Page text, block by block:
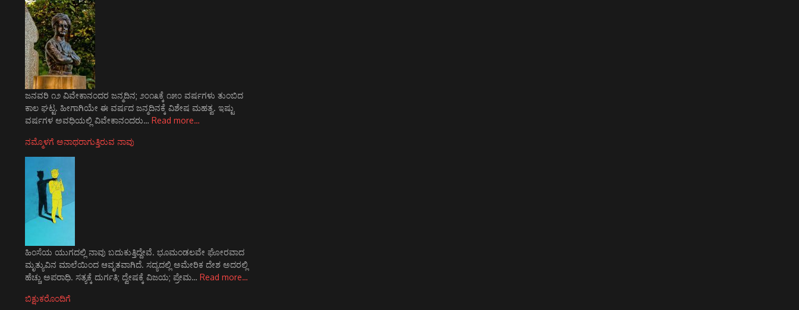
ಜನವರಿ ೧೨ ವಿವೇಕಾನಂದರ ಜನ್ಮದಿನ; ೨೦೧೩ಕ್ಕೆ ೧೫೦ ವರ್ಷಗಳು ತುಂಬಿದ
ಕಾಲ ಘಟ್ಟ. ಹೀಗಾಗಿಯೇ ಈ ವರ್ಷದ ಜನ್ಮದಿನಕ್ಕೆ ವಿಶೇಷ ಮಹತ್ವ. ಇಷ್ಟು
ವರ್ಷಗಳ ಅವಧಿಯಲ್ಲಿ ವಿವೇಕಾನಂದರು… Read more…
ನಮ್ಮೊಳಗೆ ಅನಾಥರಾಗುತ್ತಿರುವ ನಾವು
ಹಿಂಸೆಯ ಯುಗದಲ್ಲಿ ನಾವು ಬದುಕುತ್ತಿದ್ದೇವೆ. ಭೂಮಂಡಲವೇ ಘೋರವಾದ
ಮೃತ್ಯುವಿನ ಮಾಲೆಯಿಂದ ಆವೃತವಾಗಿದೆ. ಸದ್ಯದಲ್ಲಿ ಅಮೇರಿಕ ದೇಶ ಅದರಲ್ಲಿ
ಹೆಚ್ಚು ಅಪರಾಧಿ. ಸತ್ಯಕ್ಕೆ ದುರ್ಗತಿ; ದ್ವೇಷಕ್ಕೆ ವಿಜಯ; ಪ್ರೇಮ… Read more…
ಬಿಕ್ಷುಕರೊಂದಿಗೆ